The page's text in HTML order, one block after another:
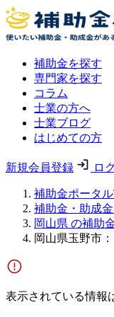
補助金を探す
専門家を探す
コラム
士業の方へ
士業ブログ
はじめての方
新規会員登録 ロ
補助金ポータ
補助金・助成
岡山県 の補助
岡山県玉野市
表示されている情報